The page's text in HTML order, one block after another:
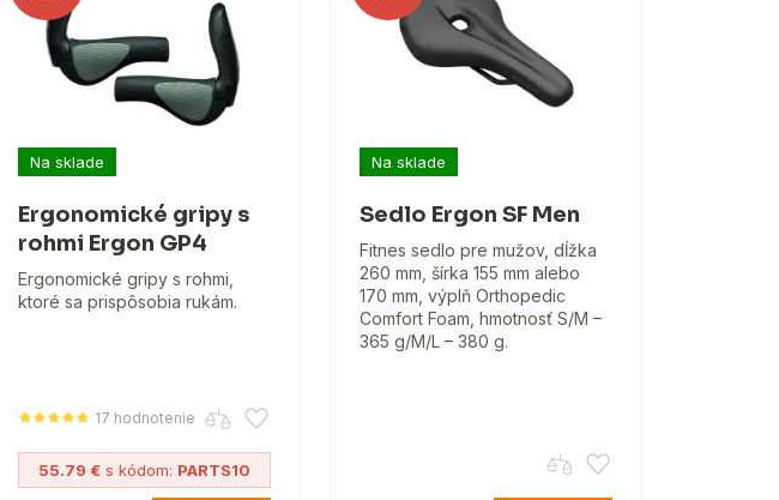
Na sklade
Ergonomické gripy s
rohmi Ergon GP4
Ergonomické gripy s rohmi,
ktoré sa prispôsobia rukám.
17 hodnotenie
55.79 €s kódom: PARTS10
Na sklade
Sedlo Ergon SF Men
Fitnes sedlo pre mužov, dĺžka
260 mm, šírka 155 mm alebo
170 mm, výplň Orthopedic
Comfort Foam, hmotnosť S/M –
365 g/M/L – 380 g.